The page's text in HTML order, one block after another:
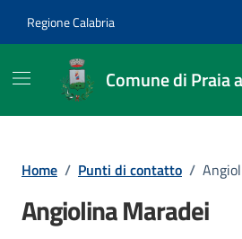
Regione Calabria
Comune di Praia
Home / Punti di contatto /
Angiolina Maradei